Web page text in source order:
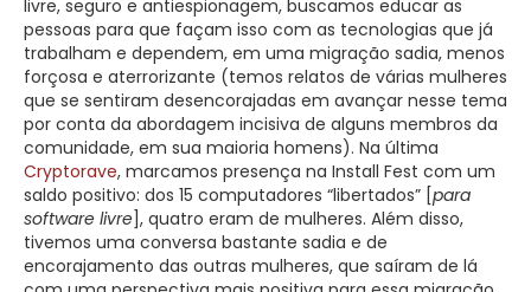
livre, seguro e antiespionagem, buscamos educar as
pessoas para que façam isso com as tecnologias que já
trabalham e dependem, em uma migração sadia, menos
forçosa e aterrorizante (temos relatos de várias mulheres
que se sentiram desencorajadas em avançar nesse tema
por conta da abordagem incisiva de alguns membros da
comunidade, em sua maioria homens). Na última
Cryptorave, marcamos presença na Install Fest com um
saldo positivo: dos 15 computadores “libertados” [para
software livre], quatro eram de mulheres. Além disso,
tivemos uma conversa bastante sadia e de
encorajamento das outras mulheres, que saíram de lá